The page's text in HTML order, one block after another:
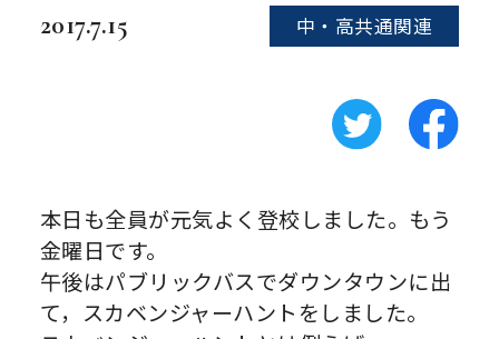
2017.7.15 中・高共通関連
本日も全員が元気よく登校しました。もう
金曜日です。
午後はパブリックバスでダウンタウンに出
て，スカベンジャーハントをしました。